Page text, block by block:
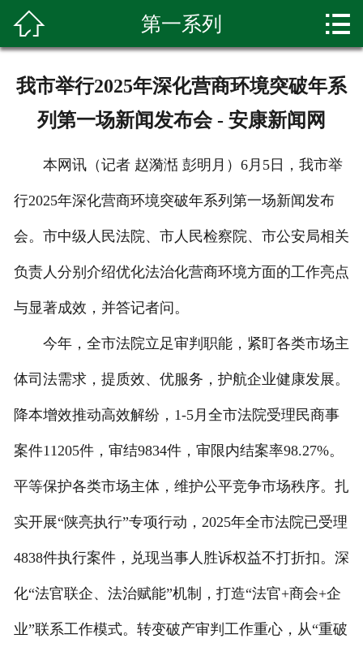
环境展示
科普知识
联系我们
 第一系列 
我市举行2025年深化营商环境突破年系
列第一场新闻发布会 - 安康新闻网
本网讯（记者 赵漪湉 彭明月）6月5日，我市举
行2025年深化营商环境突破年系列第一场新闻发布
会。市中级人民法院、市人民检察院、市公安局相关
负责人分别介绍优化法治化营商环境方面的工作亮点
与显著成效，并答记者问。
今年，全市法院立足审判职能，紧盯各类市场主
体司法需求，提质效、优服务，护航企业健康发展。
降本增效推动高效解纷，1-5月全市法院受理民商事
案件11205件，审结9834件，审限内结案率98.27%。
平等保护各类市场主体，维护公平竞争市场秩序。扎
实开展“陕亮执行”专项行动，2025年全市法院已受理
4838件执行案件，兑现当事人胜诉权益不打折扣。深
化“法官联企、法治赋能”机制，打造“法官+商会+企
业”联系工作模式。转变破产审判工作重心，从“重破